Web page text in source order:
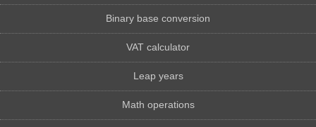
Binary base conversion
VAT calculator
Leap years
Math operations